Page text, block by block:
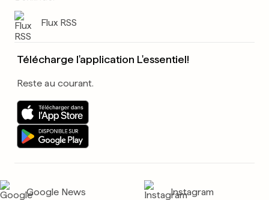
Flux RSS
Télécharge l'application L'essentiel!
Reste au courant.
Google News Instagram